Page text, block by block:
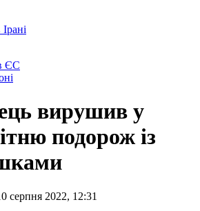
ЄС
вирушив у
подорож із
серпня 2022, 12:31